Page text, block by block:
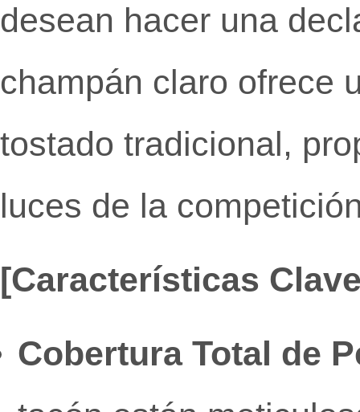
desean hacer una
champán claro ofrece
tostado tradicional,
luces de la
[Características
Cobertura Total de